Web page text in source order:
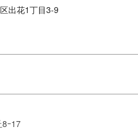
出花1丁目3-9
ｰ17